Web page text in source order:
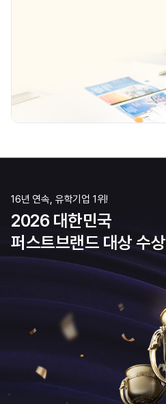
16년 연속, 유학기업 1위!
2026 대한민국
퍼스트브랜드 대상 수상